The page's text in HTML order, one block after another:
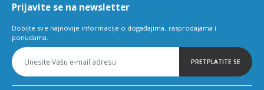
Prijavite se na newsletter
Dobijte sve najnovije informacije o događajima, rasprodajama i
ponudama.
PRETPLATITE SE